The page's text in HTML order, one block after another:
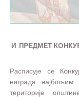
И ПРЕДМЕТ
Расписује се
награда
територије